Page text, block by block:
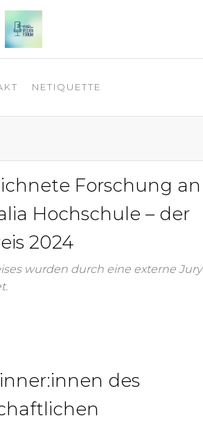
NETIQUETTE
Forschung an
Hochschule – der
2024
wurden durch eine externe Jury
des